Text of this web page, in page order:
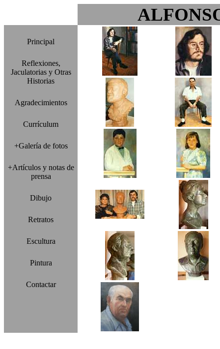
Principal
Reflexiones,
Jaculatorias y Otras
Historias
Agradecimientos
Currículum
+Galería de fotos
+Artículos y notas de
prensa
Dibujo
Retratos
Escultura
Pintura
Contactar